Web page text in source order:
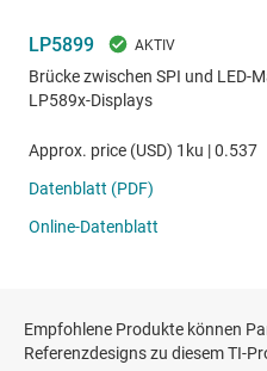
Empfohlene Produkte können
Referenzdesigns zu diesem TI-